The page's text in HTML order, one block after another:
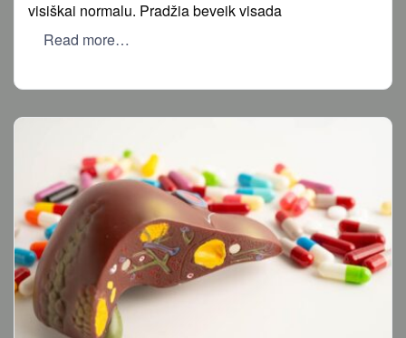
visiškai normalu. Pradžia beveik visada
Read more…